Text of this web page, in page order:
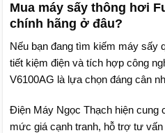
Mua máy sấy thông hơi
chính hãng ở đâu?
Nếu bạn đang tìm kiếm máy sấy
tiết kiệm điện và tích hợp công
V6100AG là lựa chọn đáng cân
Điện Máy Ngọc Thạch hiện cung
mức giá cạnh tranh, hỗ trợ tư